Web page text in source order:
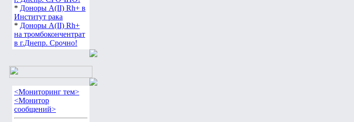
* Доноры А(ІІ) Rh+ в
Институт рака
* Доноры А(ІІ) Rh+
на тромбокончентрат
в г.Днепр. Срочно!
<Мониторинг тем>
<Монитор
сообщений>